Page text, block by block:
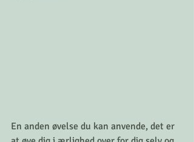
En anden øvelse du kan anvende, det er